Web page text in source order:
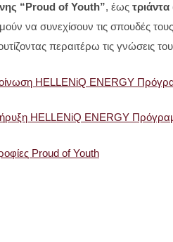
“Proud of Youth”, έως
να συνεχίσουν τις σπουδές τους
περαιτέρω τις γνώσεις
HELLENiQ ENERGY
HELLENiQ ENERGY
Proud of Youth